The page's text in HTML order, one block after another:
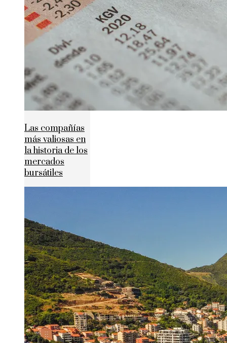
Las compañías
más valiosas en
la historia de los
mercados
bursátiles